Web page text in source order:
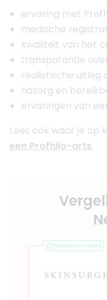
ervaring met
medische
kwaliteit van het
transparantie
realistische uitleg
nazorg en
ervaringen van
Lees ook waar je op
een Profhilo-arts.
Best beoordeeld